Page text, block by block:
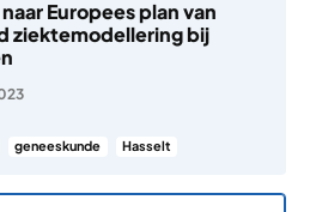
Europees plan van
ziektemodellering bij
geneeskunde Hasselt